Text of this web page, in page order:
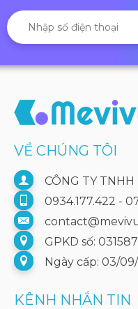
VỀ CHÚNG TÔI
CÔNG TY TNHH
0934.177.422 -
GPKD số:
Ngày cấp: 03/
KÊNH NHẮN TIN